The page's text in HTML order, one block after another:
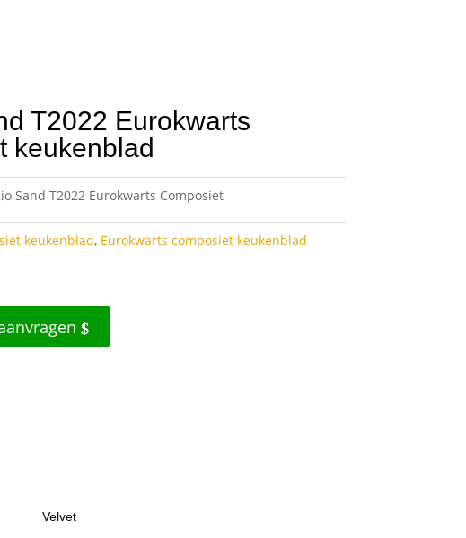
T2022 Eurokwarts
keukenblad
Sand T2022 Eurokwarts Composiet
keukenblad, Eurokwarts composiet keukenblad
Velvet